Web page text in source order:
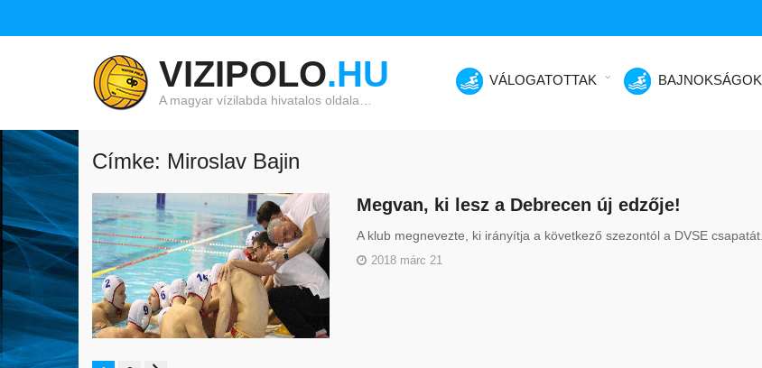
VIZIPOLO.HU
A magyar vízilabda hivatalos oldala…
VÁLOGATOTTAK BAJNOKSÁGOK
Címke: Miroslav Bajin
Megvan, ki lesz a Debrecen új edzője!
A klub megnevezte, ki irányítja a következő szezontól a DVSE csapatát.
2018 márc 21